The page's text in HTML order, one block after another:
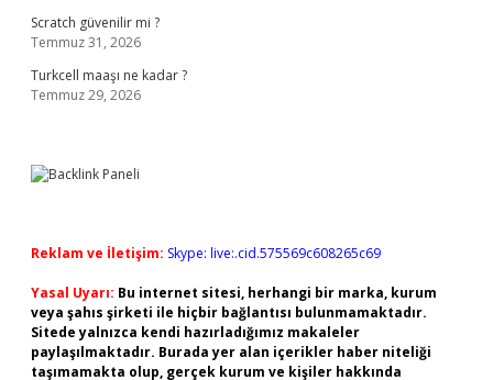
Scratch güvenilir mi ?
Temmuz 31, 2026
Turkcell maaşı ne kadar ?
Temmuz 29, 2026
Reklam ve İletişim: Skype: live:.cid.575569c608265c69
Yasal Uyarı: Bu internet sitesi, herhangi bir marka, kurum
veya şahıs şirketi ile hiçbir bağlantısı bulunmamaktadır.
Sitede yalnızca kendi hazırladığımız makaleler
paylaşılmaktadır. Burada yer alan içerikler haber niteliği
taşımamakta olup, gerçek kurum ve kişiler hakkında